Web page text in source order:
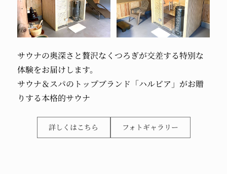
サウナの奥深さと贅沢なくつろぎが交差する特別な
体験をお届けします。
サウナ＆スパの トップブランド 「ハルビア」がお贈
りする本格的サウナ
詳しくはこちら フォトギャラリー